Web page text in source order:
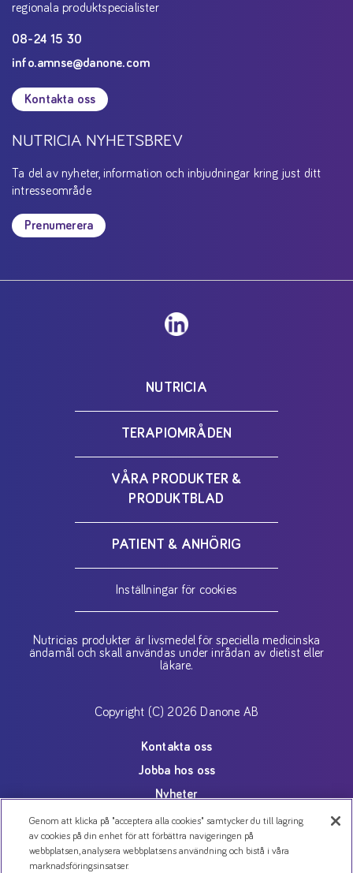
regionala produktspecialister
08-24 15 30
info.amnse@danone.com
Kontakta oss
NUTRICIA NYHETSBREV
Ta del av nyheter, information och inbjudningar kring just ditt
intresseområde
Prenumerera
NUTRICIA
TERAPIOMRÅDEN
VÅRA PRODUKTER &
PRODUKTBLAD
PATIENT & ANHÖRIG
Inställningar för cookies
Nutricias produkter är livsmedel för speciella medicinska
ändamål och skall användas under inrådan av dietist eller
läkare.
Copyright (C) 2026 Danone AB
Kontakta oss
Jobba hos oss
Nyheter
Cookies
Personuppgiftspolicy
Genom att klicka på "acceptera alla cookies" samtycker du till lagring
av cookies på din enhet för att förbättra navigeringen på
webbplatsen, analysera webbplatsens användning och bistå i våra
marknadsföringsinsatser.